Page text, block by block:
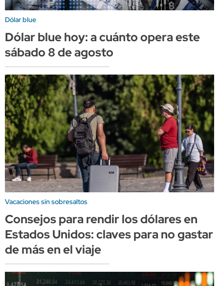
Dólar blue
Dólar blue hoy: a cuánto opera este
sábado 8 de agosto
Vacaciones sin sobresaltos
Consejos para rendir los dólares en
Estados Unidos: claves para no gastar
de más en el viaje